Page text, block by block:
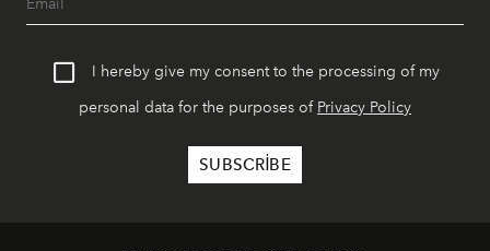
I hereby give my consent to the processing of my
personal data for the purposes of Privacy Policy